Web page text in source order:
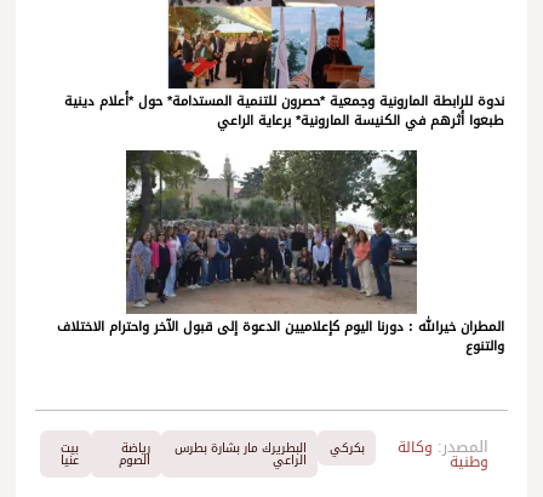
ندوة للرابطة المارونية وجمعية *حصرون للتنمية المستدامة* حول *أعلام دينية
طبعوا أثرهم في الكنيسة المارونية* برعاية الراعي
المطران خيرالله : دورنا اليوم كإعلاميين الدعوة إلى قبول الآخر واحترام الاختلاف
والتنوع
المصدر: وكالة
وطنية
بكركي البطريرك مار بشارة بطرس
الراعي
رياضة
الصوم
بيت
عنيا